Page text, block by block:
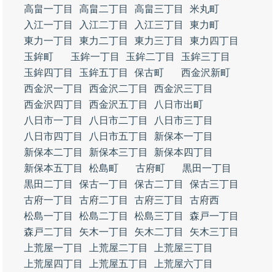
高畠一丁目
高畠二丁目 高畠三丁目
米丸町
入江一丁目
入江二丁目 入江三丁目
東力町
東力一丁目
東力二丁目 東力三丁目
東力四丁目
玉鉾町
玉鉾一丁目 玉鉾二丁目
玉鉾三丁目
玉鉾四丁目
玉鉾五丁目 保古町
西金沢新町
西金沢一丁目
西金沢二丁目
西金沢三丁目
西金沢四丁目
西金沢五丁目
八日市出町
八日市一丁目
八日市二丁目
八日市三丁目
八日市四丁目
八日市五丁目
新保本一丁目
新保本二丁目
新保本三丁目
新保本四丁目
新保本五丁目
松島町 古府町
黒田一丁目
黒田二丁目
保古一丁目 保古二丁目
保古三丁目
古府一丁目
古府二丁目 古府三丁目
古府西
松島一丁目
松島二丁目 松島三丁目
森戸一丁目
森戸二丁目
矢木一丁目 矢木二丁目
矢木三丁目
上荒屋一丁目
上荒屋二丁目
上荒屋三丁目
上荒屋四丁目
上荒屋五丁目
上荒屋六丁目